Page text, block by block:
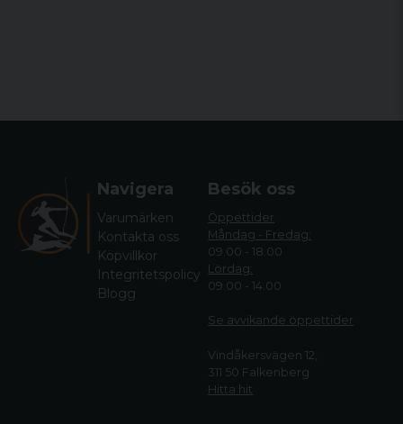
Navigera
Varumärken
Kontakta oss
Köpvillkor
Integritetspolicy
Blogg
Besök oss
Öppettider
Måndag - Fredag:
09.00 - 18.00
Lördag:
09.00 - 14.00
Se avvikande öppettider
Vindåkersvägen 12,
311 50 Falkenberg
Hitta hit